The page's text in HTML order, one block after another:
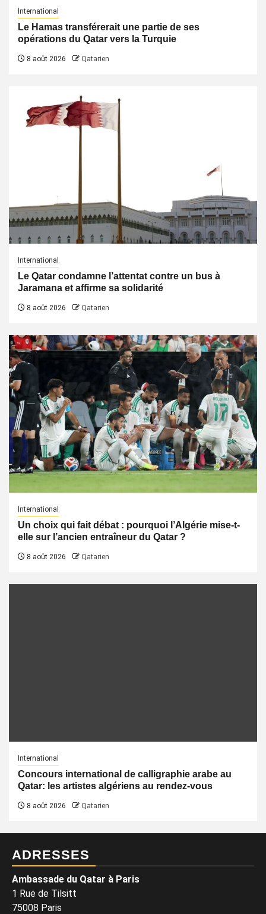
International
Le Hamas transférerait une partie de ses
opérations du Qatar vers la Turquie
8 août 2026 Qatarien
International
Le Qatar condamne l’attentat contre un bus à
Jaramana et affirme sa solidarité
8 août 2026 Qatarien
International
Un choix qui fait débat : pourquoi l’Algérie mise-t-
elle sur l’ancien entraîneur du Qatar ?
8 août 2026 Qatarien
International
Concours international de calligraphie arabe au
Qatar: les artistes algériens au rendez-vous
8 août 2026 Qatarien
ADRESSES
Ambassade du Qatar à Paris
1 Rue de Tilsitt
75008 Paris